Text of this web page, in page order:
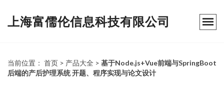
上海富儒伦信息科技有限公司
当前位置： 首页 > 产品大全 > 基于Node.js+Vue前端与SpringBoot
后端的产后护理系统 开题、程序实现与论文设计